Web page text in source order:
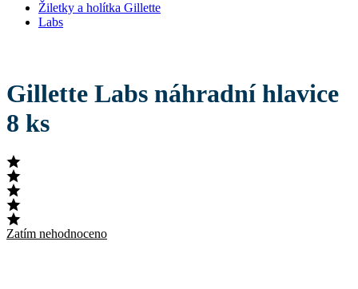
Žiletky a holítka Gillette
Labs
Gillette Labs náhradní hlavice
8 ks
Zatím nehodnoceno